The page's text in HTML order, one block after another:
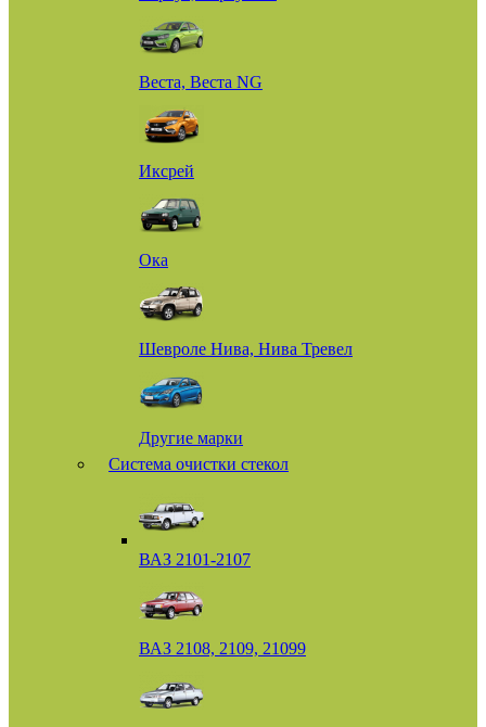
Веста, Веста NG
Иксрей
Ока
Шевроле Нива, Нива Тревел
Другие марки
Система очистки стекол
ВАЗ 2101-2107
ВАЗ 2108, 2109, 21099